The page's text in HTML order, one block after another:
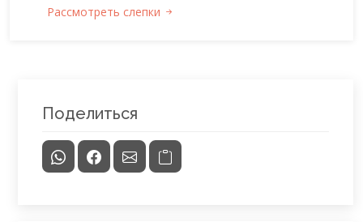
Рассмотреть слепки
Поделиться